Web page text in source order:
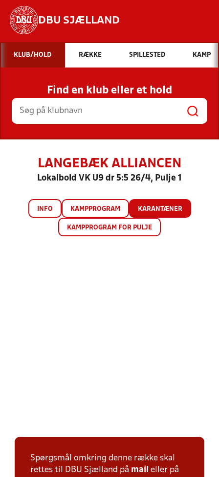
DBU SJÆLLAND
Hvad vil du søge efter?
INDHOLD OG NYHEDER
STILLINGER, RESULTATER, KLUBBER OG
HOLD
KLUB/HOLD RÆKKE SPILLESTED KAMP
Find en klub eller et hold
LANGEBÆK ALLIANCEN
Lokalbold VK U9 dr 5:5 26/4, Pulje 1
INFO KAMPPROGRAM KARANTÆNER
KAMPPROGRAM FOR PULJE
Spørgsmål omkring denne række skal
rettes til DBU Sjælland på mail eller på